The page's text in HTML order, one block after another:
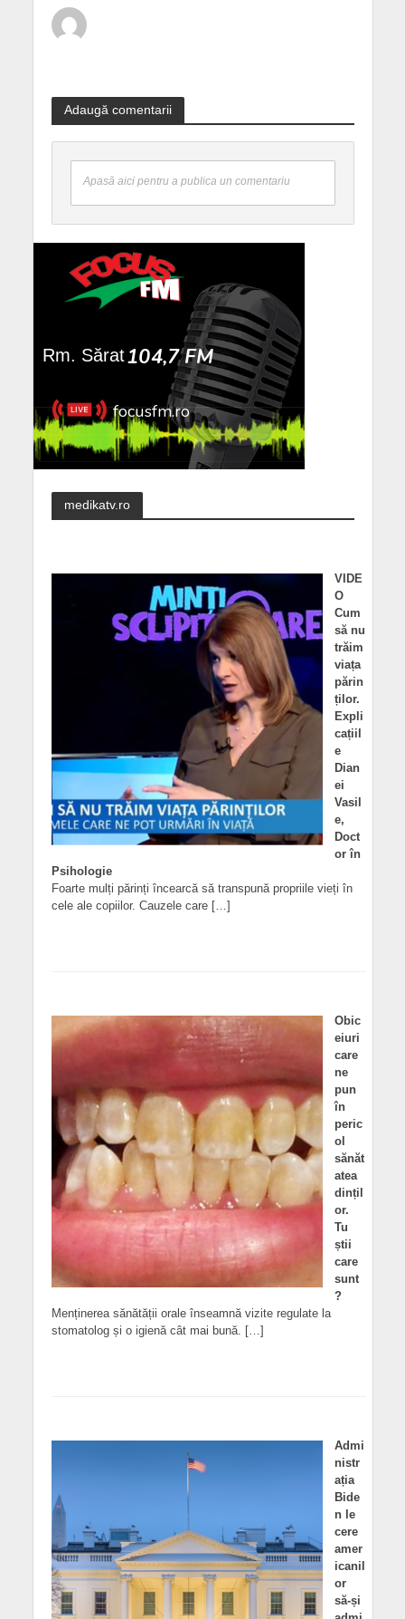
Adaugă comentarii
Apasă aici pentru a publica un comentariu
medikatv.ro
VIDE
O
Cum
să nu
trăim
viața
părin
ților.
Expli
cațiil
e
Dian
ei
Vasil
e,
Doct
or în
Psihologie
Foarte mulți părinți încearcă să transpună propriile vieți în
cele ale copiilor. Cauzele care […]
Obic
eiuri
care
ne
pun
în
peric
ol
sănăt
atea
dințil
or.
Tu
știi
care
sunt
?
Menținerea sănătății orale înseamnă vizite regulate la
stomatolog și o igienă cât mai bună. […]
Admi
nistr
ația
Bide
n le
cere
amer
icanil
or
să-și